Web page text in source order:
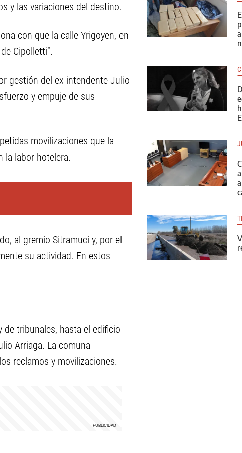
y las variaciones del destino.
con que la calle Yrigoyen, en
Cipolletti”.
gestión del ex intendente Julio
y empuje de sus
movilizaciones que la
la labor hotelera.
al gremio Sitramuci y, por el
su actividad. En estos
de tribunales, hasta el edificio
Arriaga. La comuna
reclamos y movilizaciones.